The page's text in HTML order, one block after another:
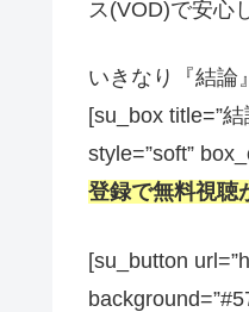
ス(VOD)で安心
いきなり『結論
[su_box title=”
style=”soft”
登録で無料視聴
[su_button